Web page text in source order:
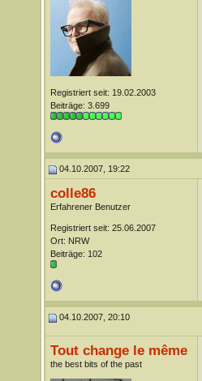
Registriert seit: 19.02.2003
Beiträge: 3.699
04.10.2007, 19:22
colle86
Erfahrener Benutzer
Registriert seit: 25.06.2007
Ort: NRW
Beiträge: 102
04.10.2007, 20:10
Tout change le même
the best bits of the past